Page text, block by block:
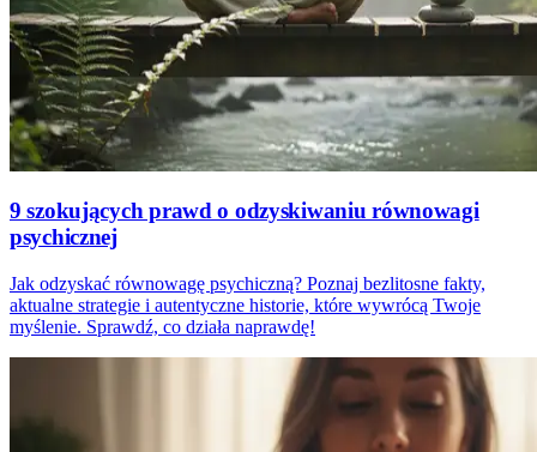
9 szokujących prawd o odzyskiwaniu równowagi
psychicznej
Jak odzyskać równowagę psychiczną? Poznaj bezlitosne fakty,
aktualne strategie i autentyczne historie, które wywrócą Twoje
myślenie. Sprawdź, co działa naprawdę!